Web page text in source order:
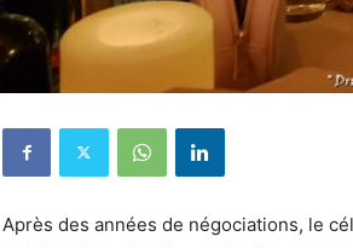
Après des années de négociations, le